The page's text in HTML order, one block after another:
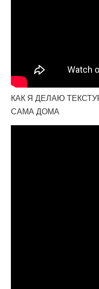
КАК Я ДЕЛАЮ
САМА ДОМА